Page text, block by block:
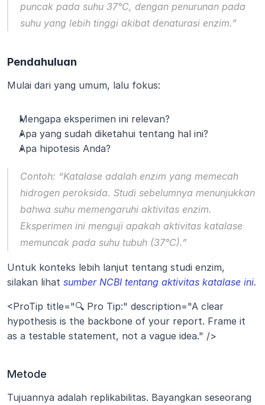
puncak pada suhu 37°C, dengan penurunan pada
suhu yang lebih tinggi akibat denaturasi enzim.”
Pendahuluan
Mulai dari yang umum, lalu fokus:
Mengapa eksperimen ini relevan?
Apa yang sudah diketahui tentang hal ini?
Apa hipotesis Anda?
Contoh: “Katalase adalah enzim yang memecah
hidrogen peroksida. Studi sebelumnya menunjukkan
bahwa suhu memengaruhi aktivitas enzim.
Eksperimen ini menguji apakah aktivitas katalase
memuncak pada suhu tubuh (37°C).”
Untuk konteks lebih lanjut tentang studi enzim,
silakan lihat sumber NCBI tentang aktivitas katalase ini.
<ProTip title="🔍 Pro Tip:" description="A clear
hypothesis is the backbone of your report. Frame it
as a testable statement, not a vague idea." />
Metode
Tujuannya adalah replikabilitas. Bayangkan seseorang